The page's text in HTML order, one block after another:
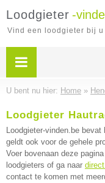
Loodgieter -
Vind een loodgieter bij
U bent nu hier: Home »
Loodgieter
Loodgieter-vinden.be bevat
geldt ook voor de gehele
Voer bovenaan deze
loodgieters of ga naar
contact te komen met